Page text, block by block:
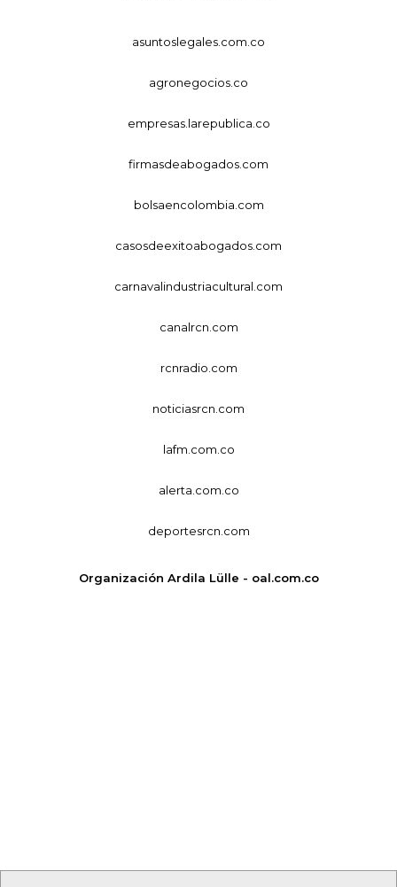
asuntoslegales.com.co
agronegocios.co
empresas.larepublica.co
firmasdeabogados.com
bolsaencolombia.com
casosdeexitoabogados.com
carnavalindustriacultural.com
canalrcn.com
rcnradio.com
noticiasrcn.com
lafm.com.co
alerta.com.co
deportesrcn.com
Organización Ardila Lülle - oal.com.co